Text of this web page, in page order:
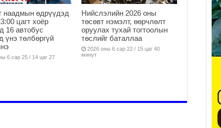
наадмын өдрүүдэд
цагт хоёр
16 автобус
үнэ төлбөргүй
6 сар 25 / 14 цаг 27
Нийслэлийн 2026 оны
төсөвт нэмэлт, өөрчлөлт
оруулах тухай тогтоолын
төслийг баталлаа
2026 оны 6 сар 22 / 15 цаг 40
минут